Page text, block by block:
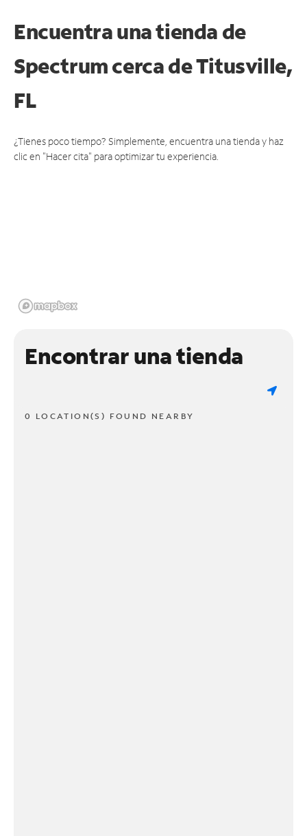
Encuentra una tienda de
Spectrumcerca de Titusville,
FL
¿Tienes poco tiempo? Simplemente, encuentra una tienda y haz
clic en "Hacer cita" para optimizar tu experiencia.
Encontrar una tienda
0 LOCATION(S) FOUND NEARBY